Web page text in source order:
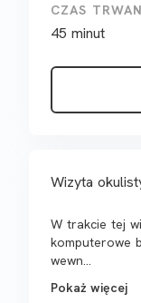
CZAS
45 minut
Wizyta
W trakcie tej
komputerowe
wewn...
Pokaż więcej